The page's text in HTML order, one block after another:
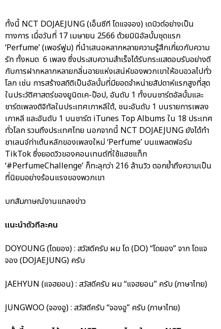
ทั้งนี้ NCT DOJAEJUNG (เอ็นซีที โดแจจอง) เดบิวต์อย่างเป็น
ทางการ เมื่อวันที่ 17 เมษายน 2566 ด้วยมินิอัลบั้มชุดแรก
‘Perfume’ (เพอร์ฟูม) ที่นำเสนอหลากหลายความรู้สึกเกี่ยวกับความ
รัก ทั้งหมด 6 เพลง ซึ่งประสบความสำเร็จได้รับกระแสตอบรับอย่างดี
กับการฝากหลากหลายกลิ่นอายแห่งเสน่ห์ของพวกเขาให้อบอวลไปทั่ว
โลก เช่น การสร้างสถิติเป็นอัลบั้มที่มียอดจำหน่ายสัปดาห์แรกสูงที่สุด
ในประวัติศาสตร์ของยูนิตเค-ป๊อป, อันดับ 1 ทั้งบนชาร์ตอัลบั้มและ
ชาร์ตเพลงดิจิทัลในประเทศเกาหลีใต้, ชนะอันดับ 1 บนรายการเพลง
เกาหลี และอันดับ 1 บนชาร์ต iTunes Top Albums ใน 18 ประเทศ
ทั่วโลก รวมถึงประเทศไทย นอกจากนี้ NCT DOJAEJUNG ยังได้ทำ
ชาเลนจ์ท่าเต้นหลักของเพลงใหม่ ‘Perfume’ บนแพลตฟอร์ม
TikTok ซึ่งยอดวิวของคอนเทนต์ที่ใช้แฮชแท็ก
‘#PerfumeChallenge’ ก็ทะลุกว่า 216 ล้านวิว ตอกย้ำถึงความเป็น
ที่นิยมอย่างร้อนแรงของพวกเขา
บทสัมภาษณ์งานแถลงข่าว
แนะนำตัวทีละคน
DOYOUNG (โดยอง) : สวัสดีครับ ผม โด (DO) “โดยอง” จาก โดแจ
จอง (DOJAEJUNG) ครับ
JAEHYUN (แจฮยอน) : สวัสดีครับ ผม “แจฮยอน” ครับ (ภาษาไทย)
JUNGWOO (จองอู) : สวัสดีครับ “จองอู” ครับ (ภาษาไทย)